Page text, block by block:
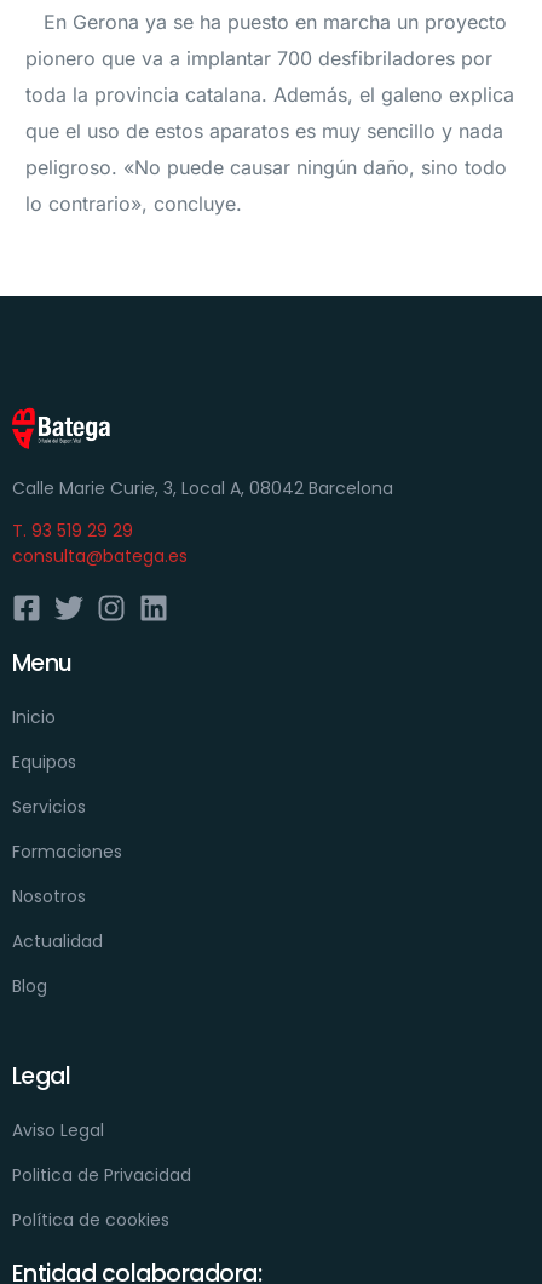
En Gerona ya se ha puesto en marcha un proyecto
pionero que va a implantar 700 desfibriladores por
toda la provincia catalana. Además, el galeno explica
que el uso de estos aparatos es muy sencillo y nada
peligroso. «No puede causar ningún daño, sino todo
lo contrario», concluye.
Calle Marie Curie, 3, Local A, 08042 Barcelona
T. 93 519 29 29
consulta@batega.es
Menu
Inicio
Equipos
Servicios
Formaciones
Nosotros
Actualidad
Blog
Legal
Aviso Legal
Politica de Privacidad
Política de cookies
Entidad colaboradora: